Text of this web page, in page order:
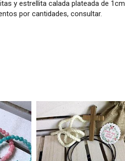
y estrellita calada plateada de 1cm
por cantidades, consultar.